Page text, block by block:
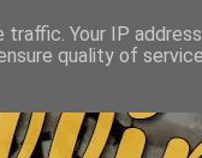
Your IP
quality of